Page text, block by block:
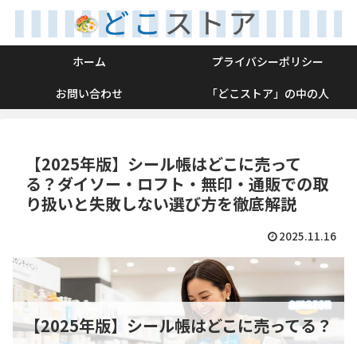
ホーム
プライバシーポリシー
お問い合わせ
「どこストア」の中の人
【2025年版】シール帳はどこに売って
る？ダイソー・ロフト・無印・通販での取
り扱いと失敗しない選び方を徹底解説
2025.11.16
【2025年版】シール帳はどこに売ってる？